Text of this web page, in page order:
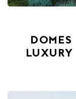
DOMES
LUXURY